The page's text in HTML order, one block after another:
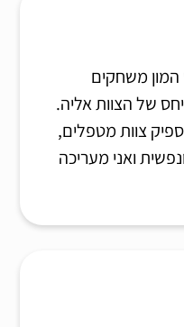
המון משחקים
של הצוות אליה.
צוות מטפלים,
ואני מעריכה